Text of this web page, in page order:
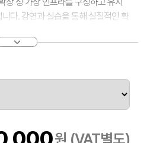
다. 강연과 실습을 통해 실질적인 확
기능이 언제 어디서 가장 효과가 있
식으로도 제공됩니다.
원 (VAT별도)